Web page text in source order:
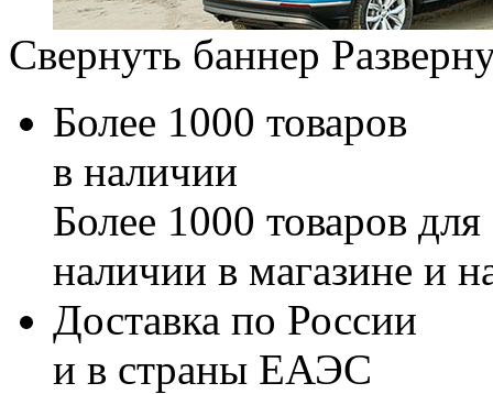
Свернуть баннер
Более 1000 товаров
в наличии
Более 1000 товаров
наличии в магазине и
Доставка по России
и в страны ЕАЭС